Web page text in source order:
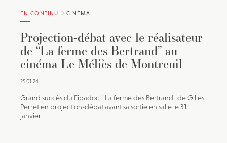
EN CONTINU CINÉMA
Projection-débat avec le réalisateur
de “La ferme des Bertrand” au
cinéma Le Méliès de Montreuil
25.01.24
Grand succès du Fipadoc, "La ferme des Bertrand" de Gilles
Perret en projection-débat avant sa sortie en salle le 31
janvier